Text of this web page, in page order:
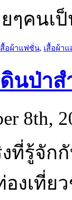
ๆคนเ
สื้อผ้าแฟชั่น, เสื้อผ้า
นป่า
8th,
ที่รู้จัก
งเที่ย